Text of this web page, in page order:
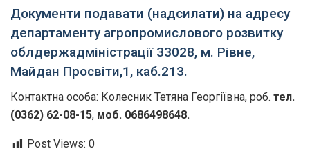
Документи подавати (надсилати) на адресу
департаменту агропромислового розвитку
облдержадміністрації 33028, м. Рівне,
Майдан Просвіти,1, каб.213.
Контактна особа: Колесник Тетяна Георгіївна, роб. тел.
(0362) 62-08-15, моб. 0686498648.
Post Views: 0